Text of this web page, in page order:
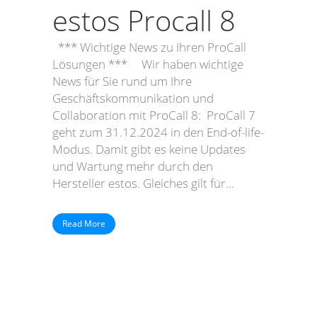
estos Procall 8
*** Wichtige News zu Ihren ProCall
Lösungen *** Wir haben wichtige
News für Sie rund um Ihre
Geschäftskommunikation und
Collaboration mit ProCall 8: ProCall 7
geht zum 31.12.2024 in den End-of-life-
Modus. Damit gibt es keine Updates
und Wartung mehr durch den
Hersteller estos. Gleiches gilt für...
Read More